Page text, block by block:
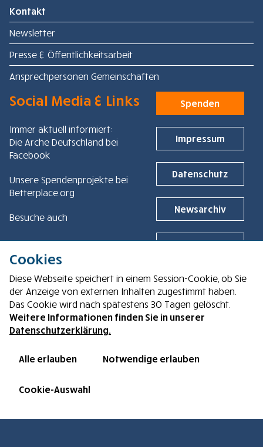
Kontakt
Newsletter
Presse & Öffentlichkeitsarbeit
Ansprechpersonen Gemeinschaften
Social Media & Links
Immer aktuell informiert:
Die Arche Deutschland bei
Facebook
Unsere Spendenprojekte bei
Betterplace.org
Besuche auch
Spendenkonto
Arche Deutschland e. V.
Sparkasse Steinfurt
IBAN: DE61 4035 1060 0031 1130 61
Spenden
Impressum
Datenschutz
Newsarchiv
Cookies
Cookies
Diese Webseite speichert in einem Session-Cookie, ob Sie
der Anzeige von externen Inhalten zugestimmt haben.
Das Cookie wird nach spätestens 30 Tagen gelöscht.
Weitere Informationen finden Sie in unserer
Datenschutzerklärung.
Alle erlauben Notwendige erlauben
Cookie-Auswahl